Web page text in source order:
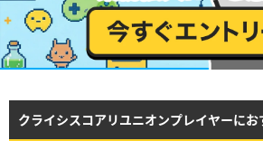
クライシスコアリユニオンプレイヤーにお